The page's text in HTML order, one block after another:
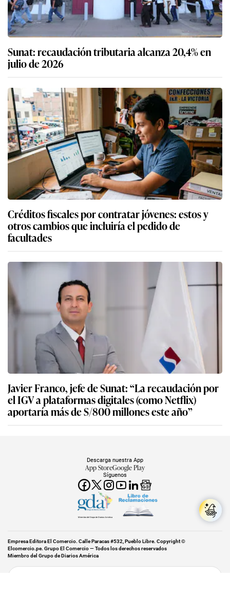
Sunat: recaudación tributaria alcanza 20,4% en
julio de 2026
Créditos fiscales por contratar jóvenes: estos y
otros cambios que incluiría el pedido de
facultades
Javier Franco, jefe de Sunat: “La recaudación por
el IGV a plataformas digitales (como Netflix)
aportaría más de S/800 millones este año”
Síguenos
Descarga nuestra App
App StoreGoogle Play
Miembro del Grupo de Diarios América
Empresa Editora El Comercio. Calle Paracas #532, Pueblo Libre. Copyright ©
Elcomercio.pe. Grupo El Comercio — Todos los derechos reservados
Miembro del Grupo de Diarios América